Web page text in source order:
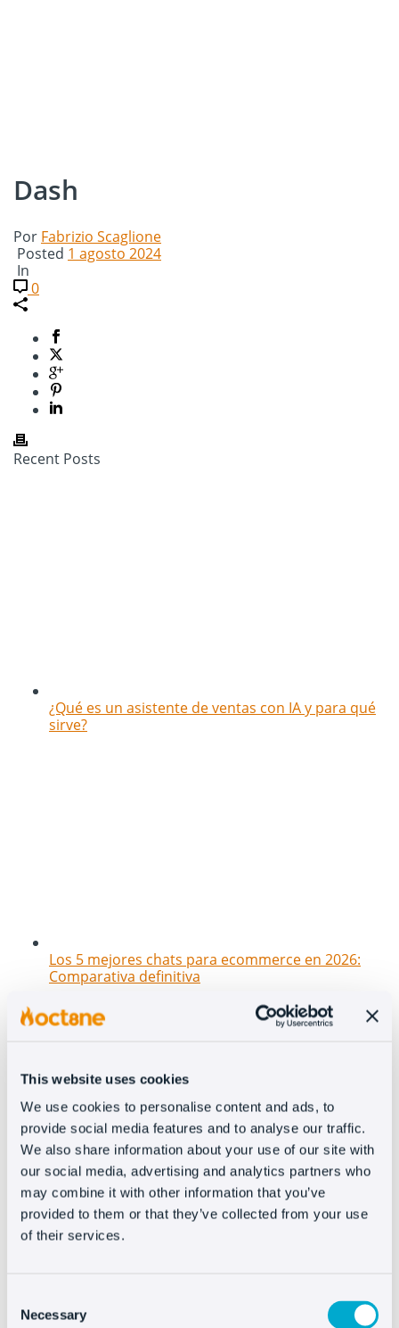
This website uses cookies
We use cookies to personalise content and ads, to
provide social media features and to analyse our traffic.
We also share information about your use of our site with
our social media, advertising and analytics partners who
may combine it with other information that you’ve
provided to them or that they’ve collected from your use
of their services.
Selection
Necessary
Dash
Por Fabrizio Scaglione
Posted 1 agosto 2024
In
0
Recent Posts
¿Qué es un asistente de ventas con IA y para qué
sirve?
Los 5 mejores chats para ecommerce en 2026:
Comparativa definitiva
Nuevas features en Oct8ne: Cómo transformar tu
sitio web en un canal 100% conversacional e
interactivo